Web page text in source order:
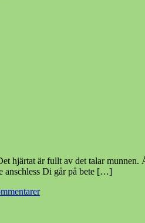
hjärtat är fullt av det talar
anschless Di går på bete […]